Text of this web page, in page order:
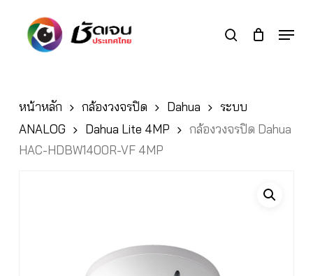
search Menu
หน้าหลัก กล้องวงจรปิด Dahua
ระบบ
ANALOG
Dahua Lite 4MP
กล้องวงจรปิด Dahua
HAC-HDBW1400R-VF 4MP
Close